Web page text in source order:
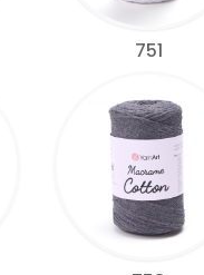
751